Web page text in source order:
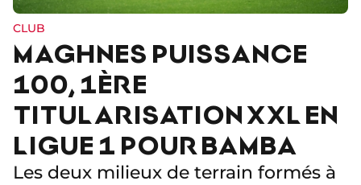
CLUB
MAGHNES PUISSANCE
100, 1ÈRE
TITULARISATION XXL EN
LIGUE 1 POUR BAMBA
Les deux milieux de terrain formés à